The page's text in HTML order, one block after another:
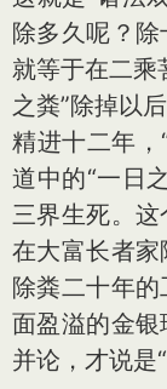
除多久呢？除
就等于在二乘
之粪”除掉以
精进十二年
道中的“一日
三界生死。
在大富长者
除粪二十年
面盈溢的金
并论，才说是